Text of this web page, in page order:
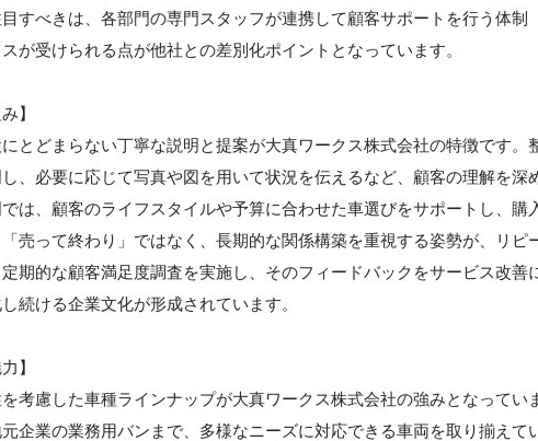
すべきは、各部門の専門スタッフが連携して顧客サポートを行う体制
が受けられる点が他社との差別化ポイントとなっています。
】
とどまらない丁寧な説明と提案が大真ワークス株式会社の特徴です。
、必要に応じて写真や図を用いて状況を伝えるなど、顧客の理解を深
は、顧客のライフスタイルや予算に合わせた車選びをサポートし、購
売って終わり」ではなく、長期的な関係構築を重視する姿勢が、リピ
期的な顧客満足度調査を実施し、そのフィードバックをサービス改善
続ける企業文化が形成されています。
】
考慮した車種ラインナップが大真ワークス株式会社の強みとなってい
企業の業務用バンまで、多様なニーズに対応できる車両を取り揃えて